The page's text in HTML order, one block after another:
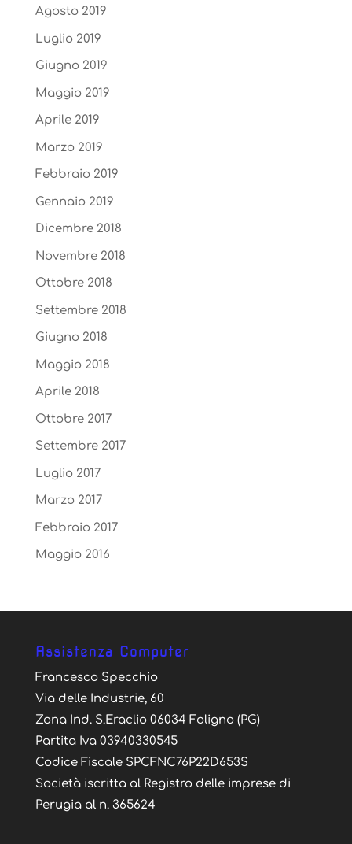
Agosto 2019
Luglio 2019
Giugno 2019
Maggio 2019
Aprile 2019
Marzo 2019
Febbraio 2019
Gennaio 2019
Dicembre 2018
Novembre 2018
Ottobre 2018
Settembre 2018
Giugno 2018
Maggio 2018
Aprile 2018
Ottobre 2017
Settembre 2017
Luglio 2017
Marzo 2017
Febbraio 2017
Maggio 2016
Assistenza Computer
Francesco Specchio
Via delle Industrie, 60
Zona Ind. S.Eraclio 06034 Foligno (PG)
Partita Iva 03940330545
Codice Fiscale SPCFNC76P22D653S
Società iscritta al Registro delle imprese di
Perugia al n. 365624